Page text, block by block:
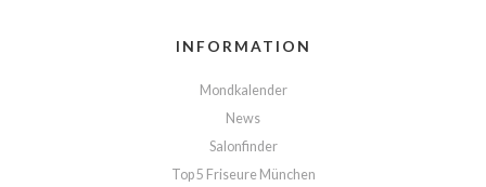
INFORMATION
Mondkalender
News
Salonfinder
Top 5 Friseure München